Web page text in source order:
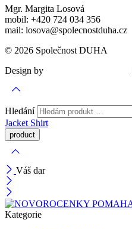
Mgr. Margita Losová
mobil: +420 724 034 356
mail: losova@spolecnostduha.cz
© 2026 Společnost DUHA
Design by
Hledání
Jacket Shirt
Váš dar
Kategorie